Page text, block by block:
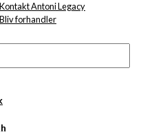
Kontakt Antoni Legacy
Bliv forhandler
med